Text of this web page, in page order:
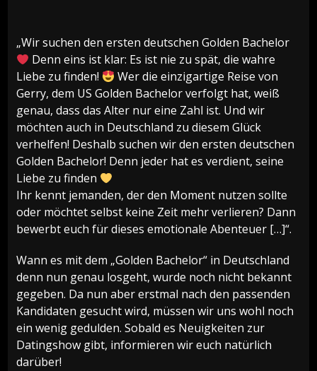
„Wir suchen den ersten deutschen Golden Bachelor
Denn eins ist klar: Es ist nie zu spät, die wahre
Liebe zu finden!
Wer die einzigartige Reise von
Gerry, dem US Golden Bachelor verfolgt hat, weiß
genau, dass das Alter nur eine Zahl ist. Und wir
möchten auch in Deutschland zu diesem Glück
verhelfen! Deshalb suchen wir den ersten deutschen
Golden Bachelor! Denn jeder hat es verdient, seine
Liebe zu finden
Ihr kennt jemanden, der den Moment nutzen sollte
oder möchtet selbst keine Zeit mehr verlieren? Dann
bewerbt euch für dieses emotionale Abenteuer […]“.
Wann es mit dem „Golden Bachelor“ in Deutschland
denn nun genau losgeht, wurde noch nicht bekannt
gegeben. Da nun aber erstmal nach den passenden
Kandidaten gesucht wird, müssen wir uns wohl noch
ein wenig gedulden. Sobald es Neuigkeiten zur
Datingshow gibt, informieren wir euch natürlich
darüber!